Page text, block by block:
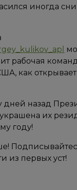
иногда
рабочая
как
дней назад
украшена их
году!
из первых уст!